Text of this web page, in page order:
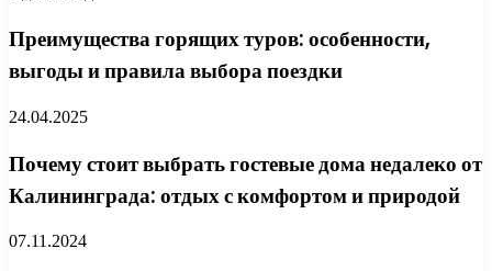
Преимущества горящих туров: особенности,
выгоды и правила выбора поездки
24.04.2025
Почему стоит выбрать гостевые дома недалеко от
Калининграда: отдых с комфортом и природой
07.11.2024